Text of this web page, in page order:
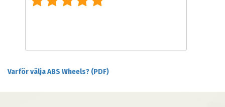
Varför välja ABS Wheels? (PDF)